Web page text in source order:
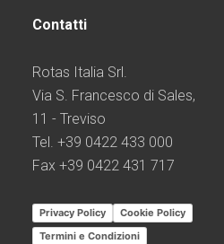
Contatti
Rotas Italia Srl.
Via S. Francesco di Sales,
11 - Treviso
Tel. +39 0422 433 000
Fax +39 0422 431 717
Privacy Policy
Cookie Policy
Termini e Condizioni